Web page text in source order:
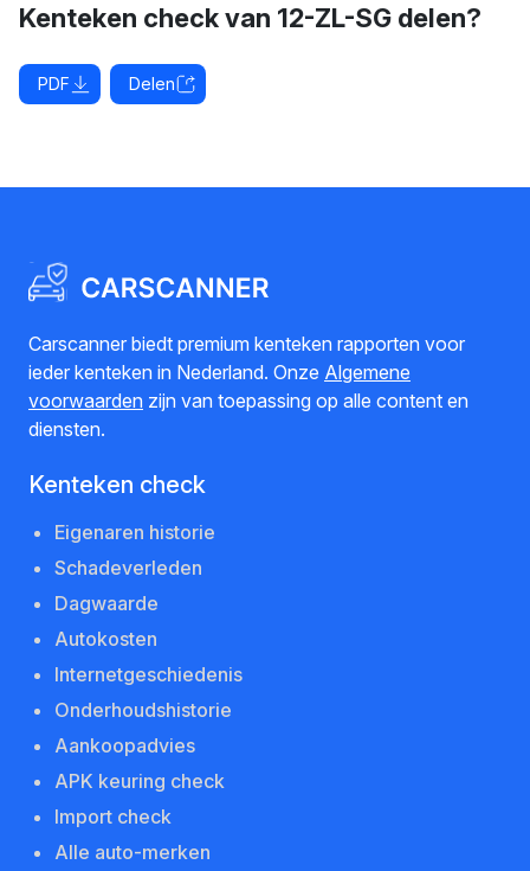
Kenteken check van 12-ZL-SG delen?
PDF Delen
Carscanner biedt premium kenteken rapporten voor
ieder kenteken in Nederland. Onze Algemene
voorwaarden zijn van toepassing op alle content en
diensten.
Kenteken check
Eigenaren historie
Schadeverleden
Dagwaarde
Autokosten
Internetgeschiedenis
Onderhoudshistorie
Aankoopadvies
APK keuring check
Import check
Alle auto-merken